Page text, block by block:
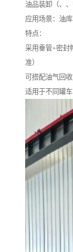
油品装卸（、、
应用场景：油
特点：
采用垂管+密封
准）
可搭配油气回
适用于不同罐